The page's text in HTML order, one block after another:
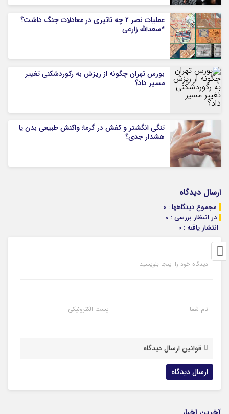
عملیات نصر ۲ چه تاثیری در معادلات جنگ داشت؟
*سعدالله زارعی
بورس تهران چگونه از ریزش به رکوردشکنی تغییر
مسیر داد؟
تنگی انگشتر و کفش در گرما؛ واکنش طبیعی بدن یا
هشدار جدی؟
ارسال دیدگاه
مجموع دیدگاهها : 0
در انتظار بررسی : 0
انتشار یافته : 0
دیدگاه خود را اینجا بنویسید
نام شما پست الکترونیکی
قوانین ارسال دیدگاه